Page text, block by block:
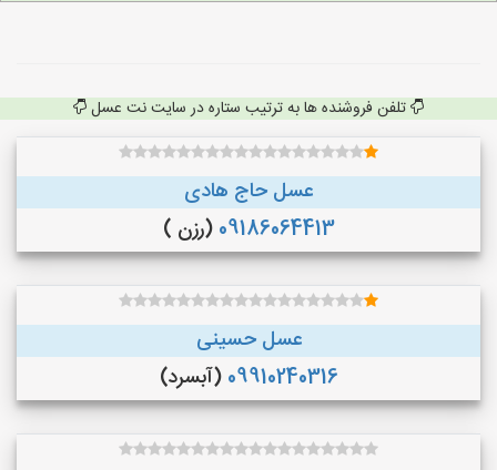
تلفن فروشنده ها به ترتیب ستاره در سایت نت عسل
عسل حاج هادی
09186064413 (رزن )
عسل حسینی
09910240316 (آبسرد)